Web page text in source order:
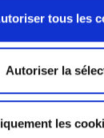
tous les
Autoriser la
les
pour les
de solidarité lors